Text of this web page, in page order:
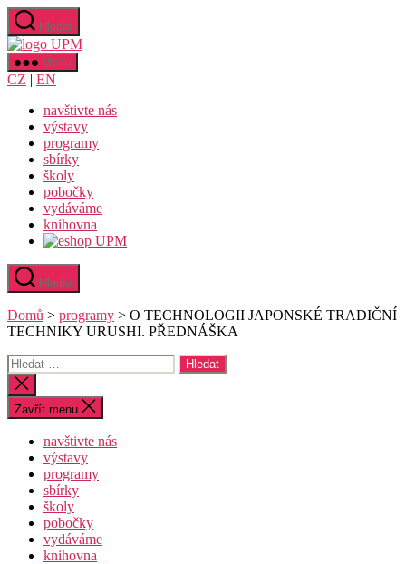
Přejít
obsahu
Hledat
Uměleckoprůmyslové
Menu
CZ | EN
navštivte nás
výstavy
programy
sbírky
školy
pobočky
vydáváme
knihovna
Hledat
Domů > programy > O TECHNOLOGII JAPONSKÉ TRADIČNÍ
TECHNIKY URUSHI. PŘEDNÁŠKA
Výsledky
vyhledávání:
Zavřít
vyhledávání
Zavřít menu
navštivte nás
výstavy
programy
sbírky
školy
pobočky
vydáváme
knihovna